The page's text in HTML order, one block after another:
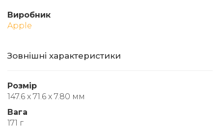
Виробник
Apple
Зовнішні характеристики
Розмір
147.6 x 71.6 x 7.80 мм
Вага
171 г